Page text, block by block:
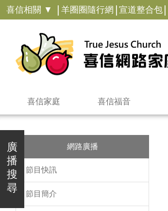
喜信相關 ▼ | 羊圈圈隨行網 | 宣道整合包 |
喜信家庭 喜信福音
廣
播
搜
尋
網路廣播
節目快訊
節目簡介